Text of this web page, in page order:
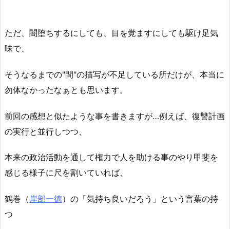
ただ、闇堕ちするにしても、目を覚ますにしても駆け足気
味で、
そうなるまでの"間"の描写が不足している所だけが、本当に
勿体なかったなぁとも思います。
前回の感想と似たような事を書きますが…例えば、復讐計画
の実行と並行しつつ、
本来の政治活動を通して権力で人を助ける事のやり甲斐を
感じる様子に尺を割いていれば、
鶴巻（ 岸部一徳）の「気持ち良いだろう」という言葉の持
つ